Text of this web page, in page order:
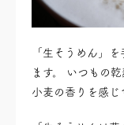
「生そうめん」
ます。 いつもの
小麦の香りを感じ